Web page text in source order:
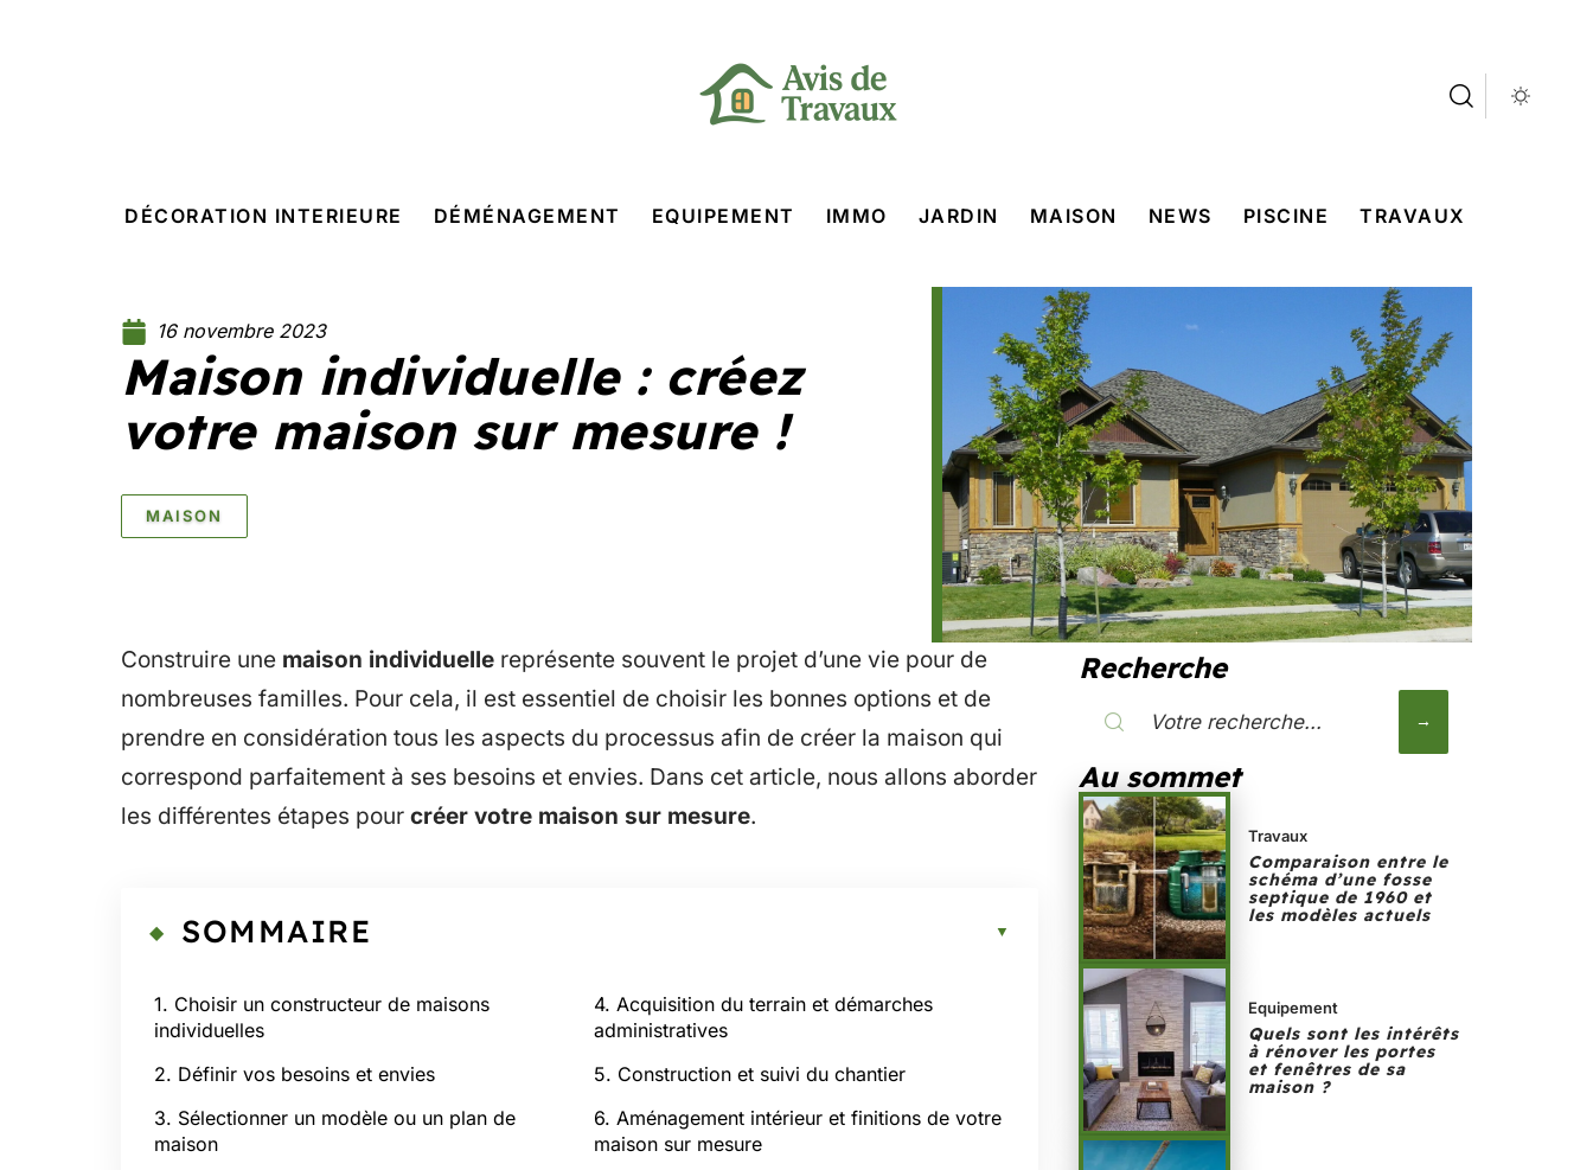
DÉCORATION INTERIEURE DÉMÉNAGEMENT EQUIPEMENT IMMO JARDIN MAISON NEWS PISCINE TRAVAUX
16 novembre 2023
Maison individuelle : créez
votre maison sur mesure !
MAISON
Construire une maison individuelle représente souvent le projet d’une vie pour de
nombreuses familles. Pour cela, il est essentiel de choisir les bonnes options et de
prendre en considération tous les aspects du processus afin de créer la maison qui
correspond parfaitement à ses besoins et envies. Dans cet article, nous allons aborder
les différentes étapes pour créer votre maison sur mesure.
SOMMAIRE
1. Choisir un constructeur de maisons
individuelles
2. Définir vos besoins et envies
3. Sélectionner un modèle ou un plan de
maison
4. Acquisition du terrain et démarches
administratives
5. Construction et suivi du chantier
6. Aménagement intérieur et finitions de votre
maison sur mesure
Recherche
Au sommet
Travaux
Comparaison entre le
schéma d’une fosse
septique de 1960 et
les modèles actuels
Equipement
Quels sont les intérêts
à rénover les portes
et fenêtres de sa
maison ?